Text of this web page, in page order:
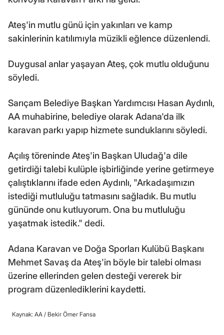
Ateş'in mutlu günü için yakınları ve kamp
sakinlerinin katılımıyla müzikli eğlence düzenlendi.
Duygusal anlar yaşayan Ateş, çok mutlu olduğunu
söyledi.
Sarıçam Belediye Başkan Yardımcısı Hasan Aydınlı,
AA muhabirine, belediye olarak Adana'da ilk
karavan parkı yapıp hizmete sunduklarını söyledi.
Açılış töreninde Ateş'in Başkan Uludağ'a dile
getirdiği talebi kulüple işbirliğinde yerine getirmeye
çalıştıklarını ifade eden Aydınlı, "Arkadaşımızın
istediği mutluluğu tatmasını sağladık. Bu mutlu
gününde onu kutluyorum. Ona bu mutluluğu
yaşatmak istedik." dedi.
Adana Karavan ve Doğa Sporları Kulübü Başkanı
Mehmet Savaş da Ateş'in böyle bir talebi olması
üzerine ellerinden gelen desteği vererek bir
program düzenlediklerini kaydetti.
Kaynak: AA / Bekir Ömer Fansa